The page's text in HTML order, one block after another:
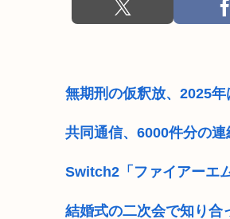
無期刑の仮釈放、2025
共同通信、6000件分の
Switch2「ファイアーエ
結婚式の二次会で知り合